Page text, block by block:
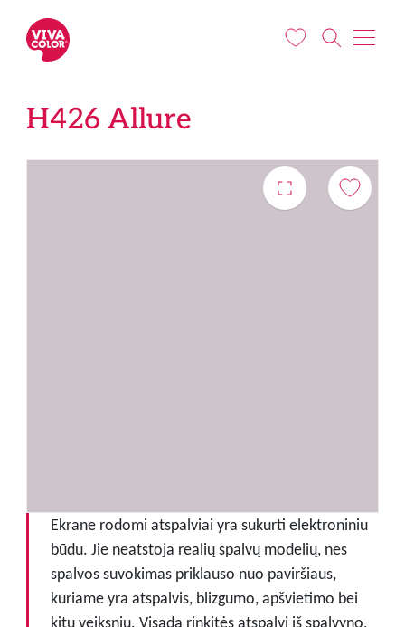
H426 Allure
Ekrane rodomi atspalviai yra sukurti elektroniniu
būdu. Jie neatstoja realių spalvų modelių, nes
spalvos suvokimas priklauso nuo paviršiaus,
kuriame yra atspalvis, blizgumo, apšvietimo bei
kitų veiksnių. Visada rinkitės atspalvį iš spalvyno,